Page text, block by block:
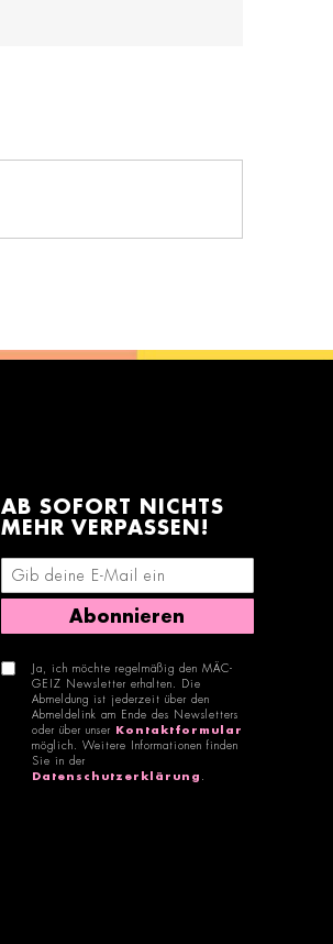
AB SOFORT NICHTS
MEHR VERPASSEN!
E-Mail-Adresse eingeben
Abonnieren
Ja, ich möchte regelmäßig den MÄC-
GEIZ Newsletter erhalten. Die
Abmeldung ist jederzeit über den
Abmeldelink am Ende des Newsletters
oder über unser
Kontaktformular
möglich. Weitere Informationen finden
Sie in der
Datenschutzerklärung .